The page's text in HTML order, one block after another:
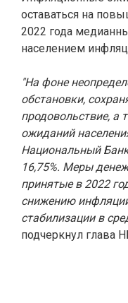
оставаться на
2022 года
населением
"На фоне
обстановки,
продовольствие, а
ожиданий
Национальный
16,75%. Меры
принятые в 2022
снижению
стабилизации в
подчеркнул глава